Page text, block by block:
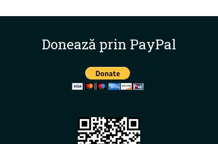
Donează prin PayPal